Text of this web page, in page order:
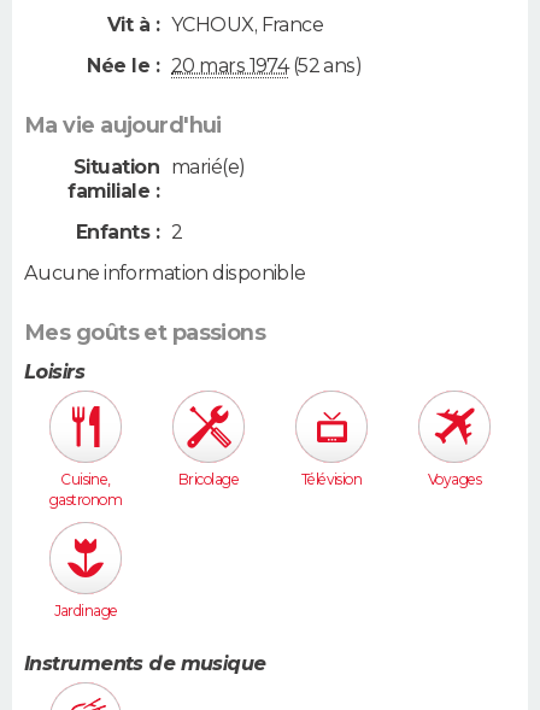
Vit à : YCHOUX, France
Née le : 20 mars 1974(52 ans)
Ma vie aujourd'hui
Situation
familiale :
marié(e)
Enfants : 2
Aucune information disponible
Mes goûts et passions
Loisirs
Cuisine,
gastronom
ie
Bricolage Télévision Voyages
Jardinage
Instruments de musique